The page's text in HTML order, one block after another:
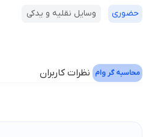
حضوری وسایل نقلیه و یدکی
محاسبه گر وام نظرات کاربران